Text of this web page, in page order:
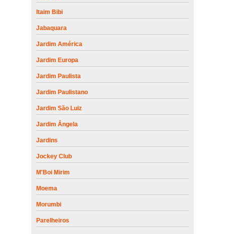
Itaim Bibi
Jabaquara
Jardim América
Jardim Europa
Jardim Paulista
Jardim Paulistano
Jardim São Luiz
Jardim Ângela
Jardins
Jockey Club
M'Boi Mirim
Moema
Morumbi
Parelheiros